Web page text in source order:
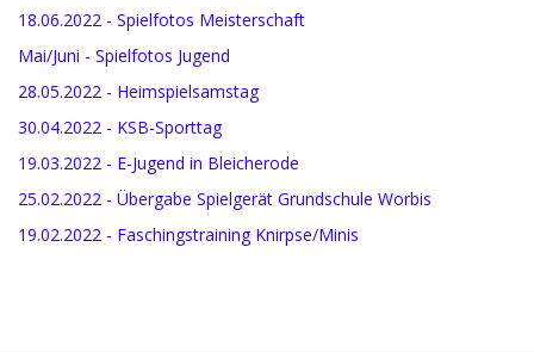
18.06.2022 - Spielfotos Meisterschaft
Mai/Juni - Spielfotos Jugend
28.05.2022 - Heimspielsamstag
30.04.2022 - KSB-Sporttag
19.03.2022 - E-Jugend in Bleicherode
25.02.2022 - Übergabe Spielgerät Grundschule Worbis
19.02.2022 - Faschingstraining Knirpse/Minis